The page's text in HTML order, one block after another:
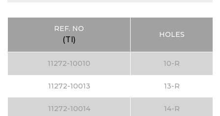
REF. NO
(TI)
HOLES
11272-10010 10-R
11272-10013 13-R
11272-10014 14-R